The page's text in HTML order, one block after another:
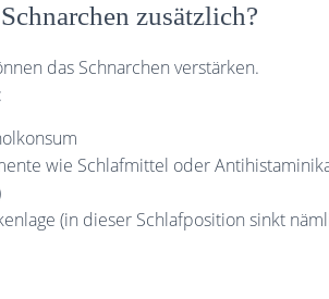
zusätzlich?
das Schnarchen verstärken.
wie Schlafmittel oder
(in dieser Schlafposition sinkt